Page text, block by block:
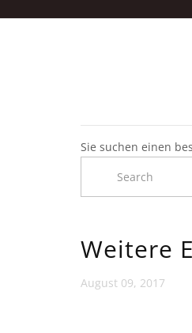
Sie suchen einen
Weitere
August 09, 2017